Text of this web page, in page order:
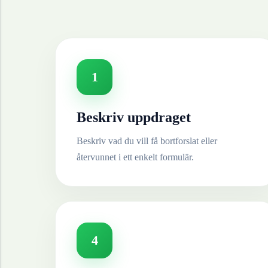
1
Beskriv uppdraget
Beskriv vad du vill få bortforslat eller
återvunnet i ett enkelt formulär.
4